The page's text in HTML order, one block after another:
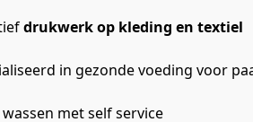
drukwerk op kleding en textiel
in gezonde voeding voor
met self service